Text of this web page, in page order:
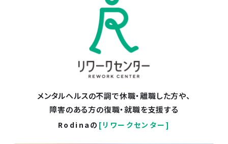
メンタルヘルスの不調で休職・離職した方や、
障害のある方の復職・就職を支援する
Rodinaの [リワークセンター]